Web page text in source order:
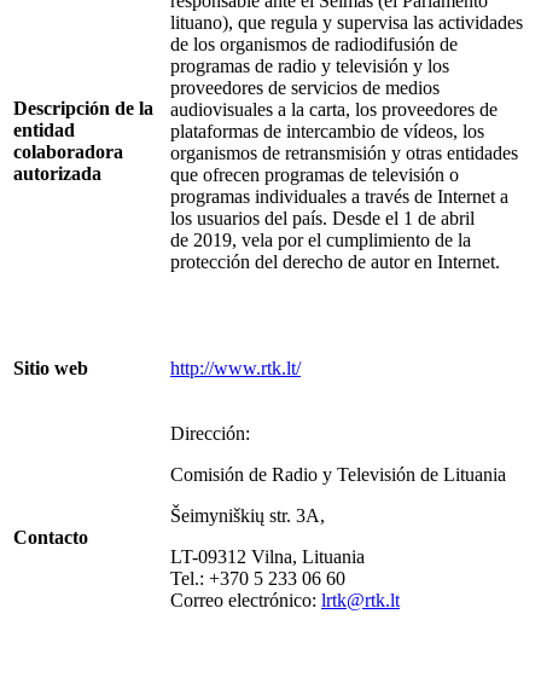
Descripción de la
entidad
colaboradora
autorizada
lituano), que regula y supervisa las actividades
de los organismos de radiodifusión de
programas de radio y televisión y los
proveedores de servicios de medios
audiovisuales a la carta, los proveedores de
plataformas de intercambio de vídeos, los
organismos de retransmisión y otras entidades
que ofrecen programas de televisión o
programas individuales a través de Internet a
los usuarios del país. Desde el 1 de abril
de 2019, vela por el cumplimiento de la
protección del derecho de autor en Internet.
Sitio web http://www.rtk.lt/
Contacto
Dirección:
Comisión de Radio y Televisión de Lituania
Šeimyniškių str. 3A,
LT-09312 Vilna, Lituania
Tel.: +370 5 233 06 60
Correo electrónico: lrtk@rtk.lt